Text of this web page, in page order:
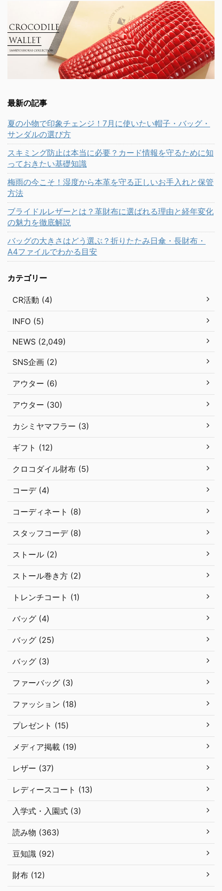
最新の記事
夏の小物で印象チェンジ！7月に使いたい帽子・バッグ・
サンダルの選び方
スキミング防止は本当に必要？カード情報を守るために知
っておきたい基礎知識
梅雨の今こそ！湿度から本革を守る正しいお手入れと保管
方法
ブライドルレザーとは？革財布に選ばれる理由と経年変化
の魅力を徹底解説
バッグの大きさはどう選ぶ？折りたたみ日傘・長財布・
A4ファイルでわかる目安
カテゴリー
CR活動 (4)
INFO (5)
NEWS (2,049)
SNS企画 (2)
アウター (6)
アウター (30)
カシミヤマフラー (3)
ギフト (12)
クロコダイル財布 (5)
コーデ (4)
コーディネート (8)
スタッフコーデ (8)
ストール (2)
ストール巻き方 (2)
トレンチコート (1)
バッグ (4)
バッグ (25)
バッグ (3)
ファーバッグ (3)
ファッション (18)
プレゼント (15)
メディア掲載 (19)
レザー (37)
レディースコート (13)
入学式・入園式 (3)
読み物 (363)
豆知識 (92)
財布 (12)